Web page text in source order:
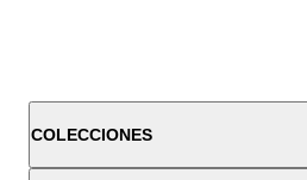
COLECCIONES